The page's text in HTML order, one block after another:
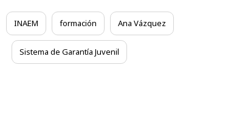
INAEM formación Ana Vázquez
Sistema de Garantía Juvenil